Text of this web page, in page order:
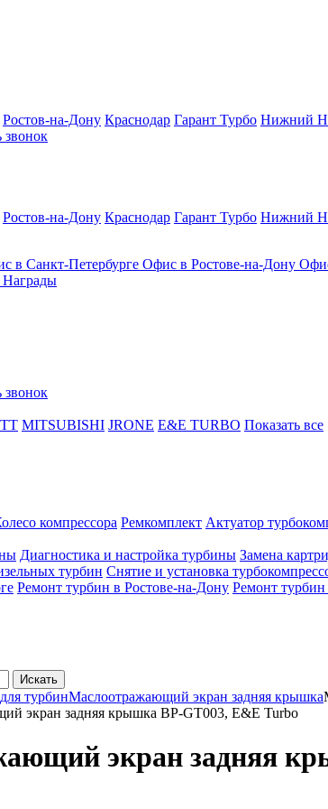
Ростов-на-Дону Краснодар Гарант Турбо Нижний
звонок
Ростов-на-Дону Краснодар Гарант Турбо Нижний
в Санкт-Петербурге Офис в Ростове-на-Дону
Награды
звонок
MITSUBISHI JRONE E&E TURBO Показать все
компрессора Ремкомплект Актуатор
Диагностика и настройка турбины Замена
турбин Снятие и установка
Ремонт турбин в Ростове-на-Дону Ремонт
Искать
турбинМаслоотражающий экран задняя крышка
экран задняя крышка BP-GT003, E&E Turbo
экран задняя